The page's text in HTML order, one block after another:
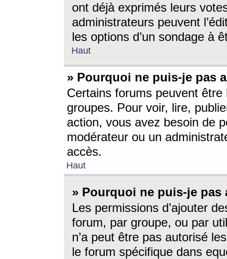
ont déjà exprimés leurs
administrateurs peuvent
les options d’un sondage à
Haut
» Pourquoi ne puis-je pas
Certains forums peuvent être
groupes. Pour voir, lire,
action, vous avez besoin de
modérateur ou un
accès.
Haut
» Pourquoi ne puis-je
Les permissions d’ajouter
forum, par groupe, ou par
n’a peut être pas autorisé
le forum spécifique dans